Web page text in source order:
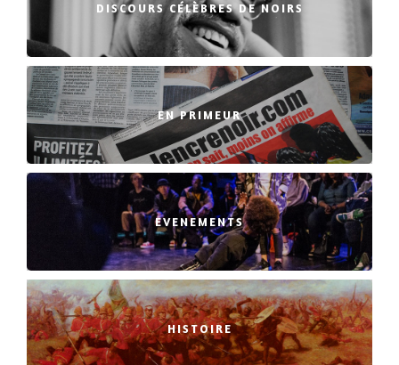
DISCOURS CÉLÈBRES DE NOIRS
EN PRIMEUR
EVENEMENTS
HISTOIRE